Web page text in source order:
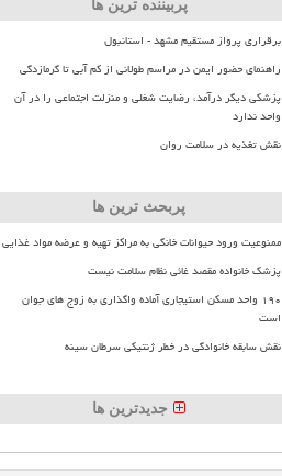
پربیننده ترین ها
برقراری پرواز مستقیم مشهد - استانبول
راهنمای حضور ایمن در مراسم طولانی از کم آبی تا گرمازدگی
پزشکی دیگر درآمد، رضایت شغلی و منزلت اجتماعی را در آن
واحد ندارد
نقش تغذیه در سلامت روان
پربحث ترین ها
ممنوعیت ورود حیوانات خانگی به مراکز تهیه و عرضه مواد غذایی
پزشک خانواده مقصد غائی نظام سلامت نیست
۱۹۰ واحد مسکن استیجاری آماده واگذاری به زوج های جوان
است
نقش سابقه خانوادگی در خطر ژنتیکی سرطان سینه
جدیدترین ها